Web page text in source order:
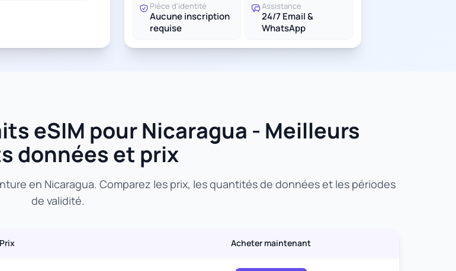
Pièce d'identité
Aucune inscription
requise
Assistance
24/7 Email &
WhatsApp
eSIM pour Nicaragua - Meilleurs
données et prix
en Nicaragua. Comparez les prix, les quantités de données et les périodes
de validité.
Prix Acheter maintenant